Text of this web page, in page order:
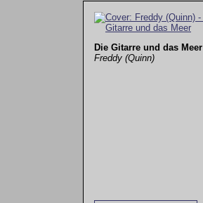
Die Gitarre und das Meer
Freddy (Quinn)